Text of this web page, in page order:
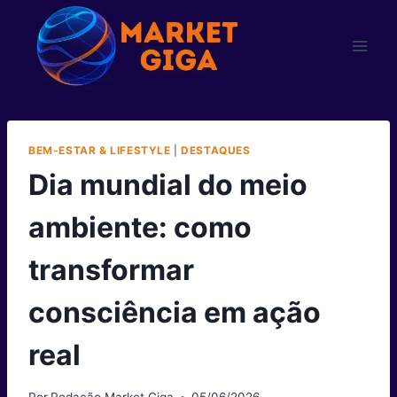
Conteúdo
BEM-ESTAR & LIFESTYLE |DESTAQUES
Dia mundial do meio
ambiente: como
transformar
consciência em ação
real